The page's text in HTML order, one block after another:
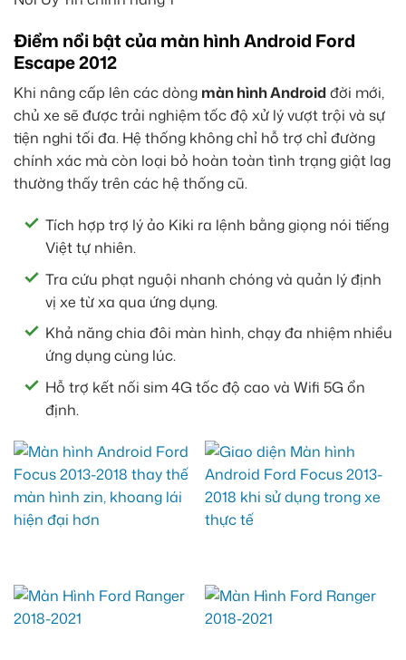
Điểm nổi bật của màn hình Android Ford
Escape 2012
Khi nâng cấp lên các dòng màn hình Androidđời mới,
chủ xe sẽ được trải nghiệm tốc độ xử lý vượt trội và sự
tiện nghi tối đa. Hệ thống không chỉ hỗ trợ chỉ đường
chính xác mà còn loại bỏ hoàn toàn tình trạng giật lag
thường thấy trên các hệ thống cũ.
Tích hợp trợ lý ảo Kiki ra lệnh bằng giọng nói tiếng
Việt tự nhiên.
Tra cứu phạt nguội nhanh chóng và quản lý định
vị xe từ xa qua ứng dụng.
Khả năng chia đôi màn hình, chạy đa nhiệm nhiều
ứng dụng cùng lúc.
Hỗ trợ kết nối sim 4G tốc độ cao và Wifi 5G ổn
định.